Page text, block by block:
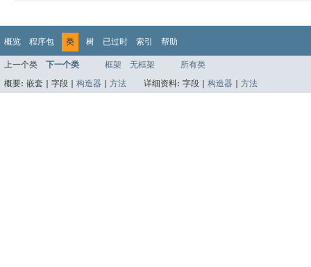
概览 程序包 类 树 已过时 索引 帮助
上一个类 下一个类 框架 无框架
所有类
概要: 嵌套 | 字段 | 构造器 方法 详细资料: 字段 | 构造器 方法